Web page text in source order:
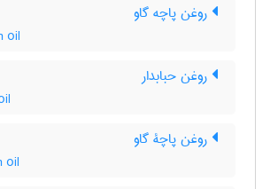
روغن پاچه گاو
oil
روغن حبابدار
روغن پاچۀ گاو
oil